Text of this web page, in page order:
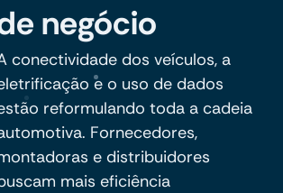
negócio
conectividade dos veículos, a
e o uso de dados
reformulando toda a cadeia
Fornecedores,
e distribuidores
mais eficiência